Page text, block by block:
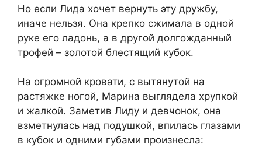
Но если Лида хочет вернуть эту дружбу,
иначе нельзя. Она крепко сжимала в одной
руке его ладонь, а в другой долгожданный
трофей – золотой блестящий кубок.
На огромной кровати, с вытянутой на
растяжке ногой, Марина выглядела хрупкой
и жалкой. Заметив Лиду и девчонок, она
взметнулась над подушкой, впилась глазами
в кубок и одними губами произнесла: